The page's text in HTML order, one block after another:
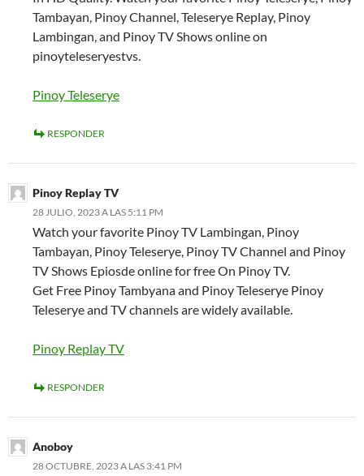
Tambayan, Pinoy Channel, Teleserye Replay, Pinoy
Lambingan, and Pinoy TV Shows online on
pinoyteleseryestvs.
Pinoy Teleserye
RESPONDER
Pinoy Replay TV
28 JULIO, 2023 A LAS 5:11 PM
Watch your favorite Pinoy TV Lambingan, Pinoy
Tambayan, Pinoy Teleserye, Pinoy TV Channel and Pinoy
TV Shows Epiosde online for free On Pinoy TV.
Get Free Pinoy Tambyana and Pinoy Teleserye Pinoy
Teleserye and TV channels are widely available.
Pinoy Replay TV
RESPONDER
Anoboy
28 OCTUBRE, 2023 A LAS 3:41 PM